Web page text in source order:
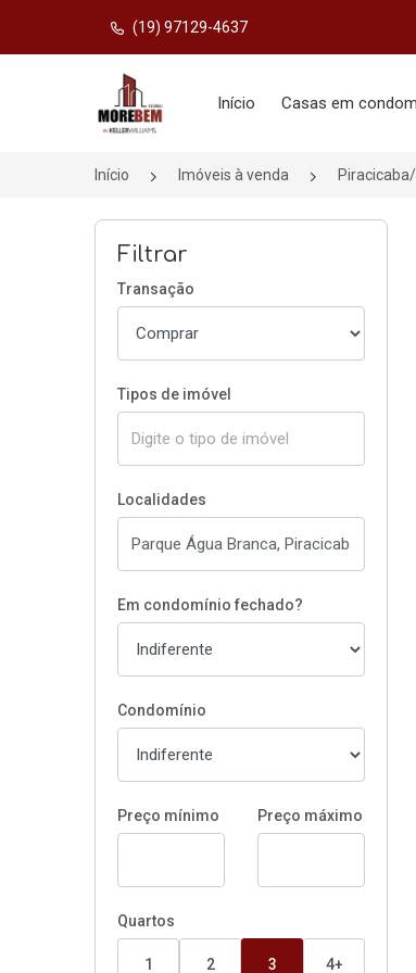
(19) 97129-4637
Página inicial
Início Casas em
Início Imóveis à venda
Filtrar
Transação
Tipos de imóvel
Localidades
Em condomínio fechado?
Condomínio
Preço mínimo Preço máximo
Quartos
1 2 3 4+